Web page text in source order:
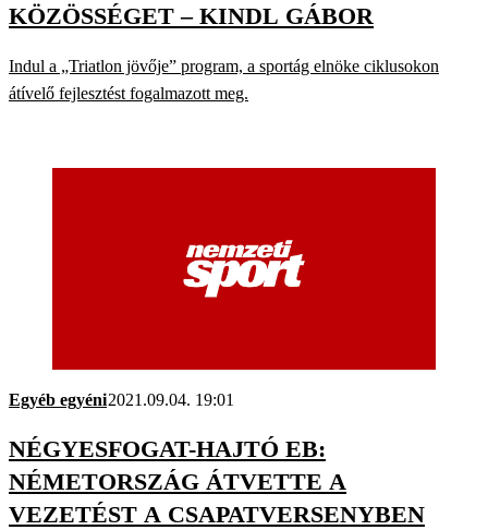
KÖZÖSSÉGET – KINDL GÁBOR
Indul a „Triatlon jövője” program, a sportág elnöke ciklusokon
átívelő fejlesztést fogalmazott meg.
Egyéb egyéni2021.09.04. 19:01
NÉGYESFOGAT-HAJTÓ EB:
NÉMETORSZÁG ÁTVETTE A
VEZETÉST A CSAPATVERSENYBEN